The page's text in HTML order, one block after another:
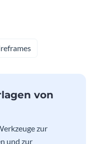
von
zur
und zur